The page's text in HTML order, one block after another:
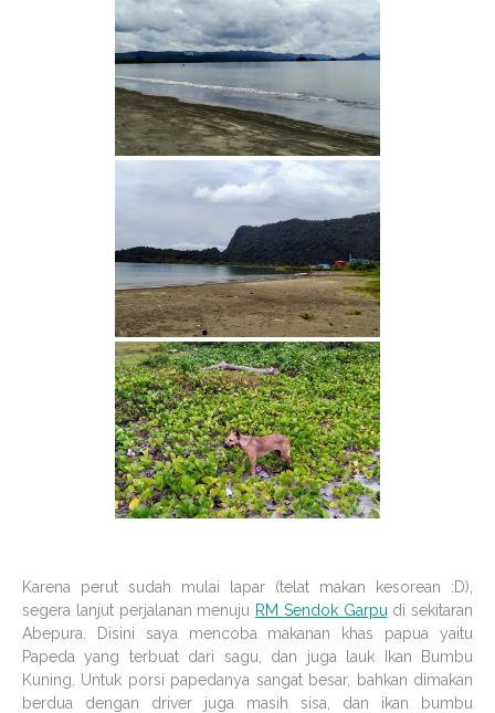
Karena perut sudah mulai lapar (telat makan kesorean :D),
segera lanjut perjalanan menuju RM Sendok Garpu di sekitaran
Abepura. Disini saya mencoba makanan khas papua yaitu
Papeda yang terbuat dari sagu, dan juga lauk Ikan Bumbu
Kuning. Untuk porsi papedanya sangat besar, bahkan dimakan
berdua dengan driver juga masih sisa, dan ikan bumbu